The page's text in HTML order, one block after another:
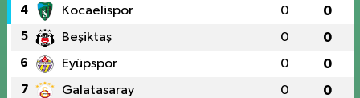
4 Kocaelispor 0 0
5 Beşiktaş 0 0
6 Eyüpspor 0 0
7 Galatasaray 0 0